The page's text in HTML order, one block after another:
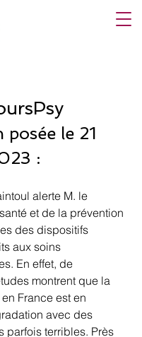
le 21
:
alerte M. le
et de la prévention
des dispositifs
aux soins
En effet, de
montrent que la
France est en
avec des
parfois terribles. Près